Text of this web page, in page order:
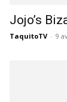
Jojo’s
TaquitoTV - 9